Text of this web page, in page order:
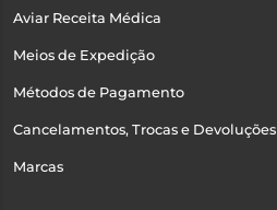
Aviar Receita Médica
Meios de Expedição
Métodos de Pagamento
Cancelamentos, Trocas e Devoluções
Marcas